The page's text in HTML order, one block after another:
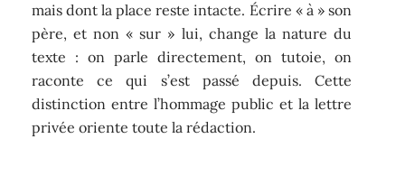
mais dont la place reste intacte. Écrire « à » son
père, et non « sur » lui, change la nature du
texte : on parle directement, on tutoie, on
raconte ce qui s’est passé depuis. Cette
distinction entre l’hommage public et la lettre
privée oriente toute la rédaction.